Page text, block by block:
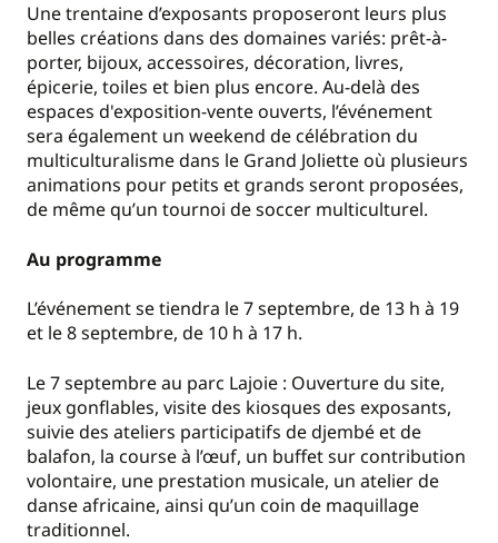
Une trentaine d’exposants proposeront leurs plus
belles créations dans des domaines variés: prêt-à-
porter, bijoux, accessoires, décoration, livres,
épicerie, toiles et bien plus encore. Au-delà des
espaces d'exposition-vente ouverts, l’événement
sera également un weekend de célébration du
multiculturalisme dans le Grand Joliette où plusieurs
animations pour petits et grands seront proposées,
de même qu’un tournoi de soccer multiculturel.
Au programme
L’événement se tiendra le 7 septembre, de 13 h à 19
et le 8 septembre, de 10 h à 17 h.
Le 7 septembre au parc Lajoie : Ouverture du site,
jeux gonflables, visite des kiosques des exposants,
suivie des ateliers participatifs de djembé et de
balafon, la course à l’œuf, un buffet sur contribution
volontaire, une prestation musicale, un atelier de
danse africaine, ainsi qu’un coin de maquillage
traditionnel.